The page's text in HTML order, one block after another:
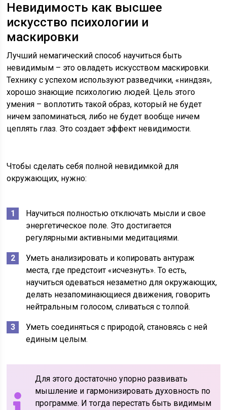
Невидимость как высшее
искусство психологии и
маскировки
Лучший немагический способ научиться быть
невидимым – это овладеть искусством маскировки.
Технику с успехом используют разведчики, «ниндзя»,
хорошо знающие психологию людей. Цель этого
умения – воплотить такой образ, который не будет
ничем запоминаться, либо не будет вообще ничем
цеплять глаз. Это создает эффект невидимости.
Чтобы сделать себя полной невидимкой для
окружающих, нужно:
Научиться полностью отключать мысли и свое
энергетическое поле. Это достигается
регулярными активными медитациями.
Уметь анализировать и копировать антураж
места, где предстоит «исчезнуть». То есть,
научиться одеваться незаметно для окружающих,
делать незапоминающиеся движения, говорить
нейтральным голосом, сливаться с толпой.
Уметь соединяться с природой, становясь с ней
единым целым.
Для этого достаточно упорно развивать
мышление и гармонизировать духовность по
программе. И тогда перестать быть видимым